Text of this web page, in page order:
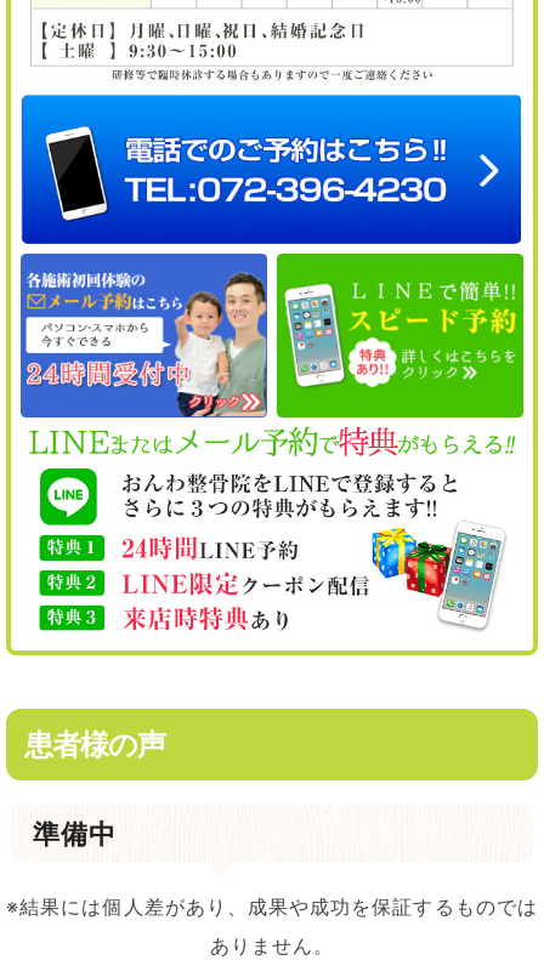
患者様の声
準備中
※結果には個人差があり、成果や成功を保証するものでは
ありません。